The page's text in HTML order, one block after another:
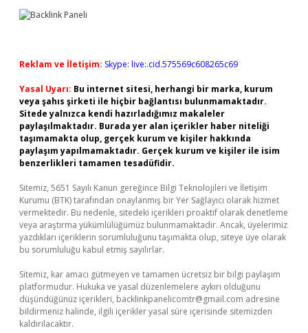
Reklam ve İletişim: Skype: live:.cid.575569c608265c69
Yasal Uyarı: Bu internet sitesi, herhangi bir marka, kurum
veya şahıs şirketi ile hiçbir bağlantısı bulunmamaktadır.
Sitede yalnızca kendi hazırladığımız makaleler
paylaşılmaktadır. Burada yer alan içerikler haber niteliği
taşımamakta olup, gerçek kurum ve kişiler hakkında
paylaşım yapılmamaktadır. Gerçek kurum ve kişiler ile isim
benzerlikleri tamamen tesadüfidir.
Sitemiz, 5651 Sayılı Kanun gereğince Bilgi Teknolojileri ve İletişim
Kurumu (BTK) tarafından onaylanmış bir Yer Sağlayıcı olarak hizmet
vermektedir. Bu nedenle, sitedeki içerikleri proaktif olarak denetleme
veya araştırma yükümlülüğümüz bulunmamaktadır. Ancak, üyelerimiz
yazdıkları içeriklerin sorumluluğunu taşımakta olup, siteye üye olarak
bu sorumluluğu kabul etmiş sayılırlar.
Sitemiz, kar amacı gütmeyen ve tamamen ücretsiz bir bilgi paylaşım
platformudur. Hukuka ve yasal düzenlemelere aykırı olduğunu
düşündüğünüz içerikleri, backlinkpanelicomtr@gmail.com adresine
bildirmeniz halinde, ilgili içerikler yasal süre içerisinde sitemizden
kaldırılacaktır.